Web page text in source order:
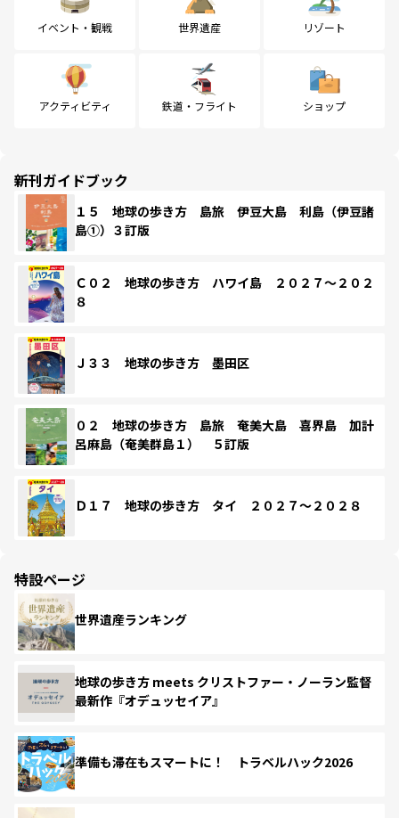
イベント・観戦 世界遺産 リゾート
アクティビティ 鉄道・フライト ショップ
新刊ガイドブック
１５ 地球の歩き方 島旅 伊豆大島 利島（伊豆諸
島①）３訂版
Ｃ０２ 地球の歩き方 ハワイ島 ２０２７～２０２
８
Ｊ３３ 地球の歩き方 墨田区
０２ 地球の歩き方 島旅 奄美大島 喜界島 加計
呂麻島（奄美群島１） ５訂版
Ｄ１７ 地球の歩き方 タイ ２０２７～２０２８
特設ページ
世界遺産ランキング
地球の歩き方 meets クリストファー・ノーラン監督
最新作『オデュッセイア』
準備も滞在もスマートに！ トラベルハック2026